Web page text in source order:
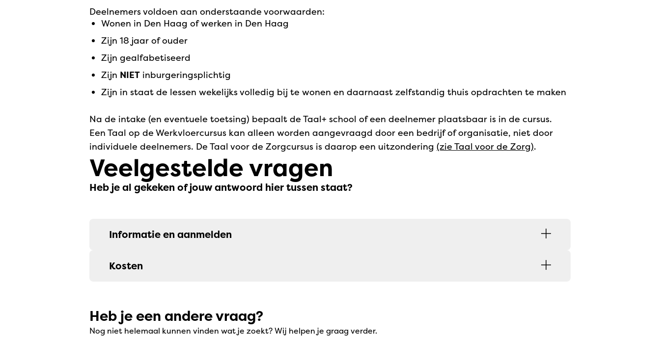
Deelnemers voldoen aan onderstaande voorwaarden:
Wonen in Den Haag of werken in Den Haag
Zijn 18 jaar of ouder
Zijn gealfabetiseerd
Zijn NIET inburgeringsplichtig
Zijn in staat de lessen wekelijks volledig bij te wonen en daarnaast zelfstandig thuis opdrachten te maken
Na de intake (en eventuele toetsing) bepaalt de Taal+ school of een deelnemer plaatsbaar is in de cursus.
Een Taal op de Werkvloercursus kan alleen worden aangevraagd door een bedrijf of organisatie, niet door
individuele deelnemers. De Taal voor de Zorgcursus is daarop een uitzondering (zie Taal voor de Zorg).
Veelgestelde vragen
Heb je al gekeken of jouw antwoord hier tussen staat?
Informatie en aanmelden
Kosten
Heb je een andere vraag?
Nog niet helemaal kunnen vinden wat je zoekt? Wij helpen je graag verder.